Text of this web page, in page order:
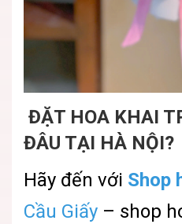
ĐẶT HOA KHAI
ĐÂU TẠI HÀ NỘI?
Hãy đến với Shop
Cầu Giấy – shop